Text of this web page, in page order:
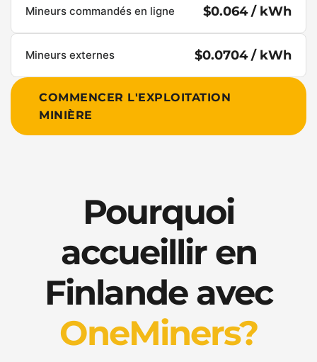
Mineurs commandés en ligne $0.064 / kWh
Mineurs externes $0.0704 / kWh
COMMENCER L'EXPLOITATION
MINIÈRE
Pourquoi
accueillir en
Finlande avec
OneMiners?